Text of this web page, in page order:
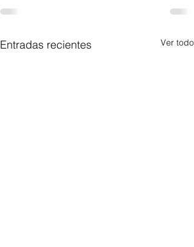
Entradas recientes Ver todo